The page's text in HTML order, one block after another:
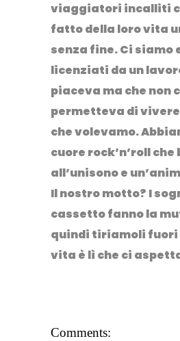
viaggiatori incalliti
fatto della loro vita
senza fine. Ci siamo
licenziati da un
piaceva ma che non
permetteva di
che volevamo.
cuore rock’n’roll
all’unisono e
Il nostro motto? I
cassetto fanno la
quindi tiriamoli fuori
vita è lì che ci
Comments: